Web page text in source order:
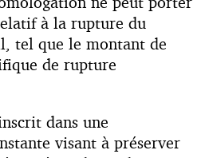
à la rupture du
tel que le montant de
de rupture
dans une
visant à préserver